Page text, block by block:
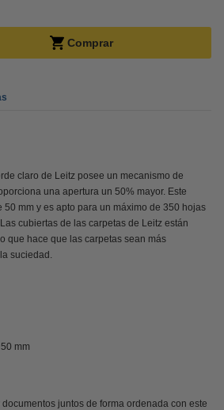
Comprar
claro de Leitz posee un mecanismo de
una apertura un 50% mayor. Este
mm y es apto para un máximo de 350 hojas
cubiertas de las carpetas de Leitz están
que hace que las carpetas sean más
suciedad.
mm
juntos de forma ordenada con este